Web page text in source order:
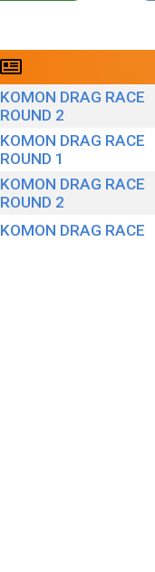
KOMON DRAG RACE
ROUND 2
KOMON DRAG RACE
ROUND 1
KOMON DRAG RACE
ROUND 2
KOMON DRAG RACE